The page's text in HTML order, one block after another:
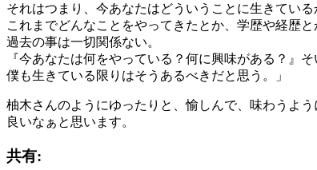
それはつまり、今あなたはどういうことに生きている
これまでどんなことをやってきたとか、学歴や経歴と
過去の事は一切関係ない。
『今あなたは何をやっている？何に興味がある？』そ
僕も生きている限りはそうあるべきだと思う。」
柚木さんのようにゆったりと、愉しんで、味わうよ
良いなぁと思います。
共有: